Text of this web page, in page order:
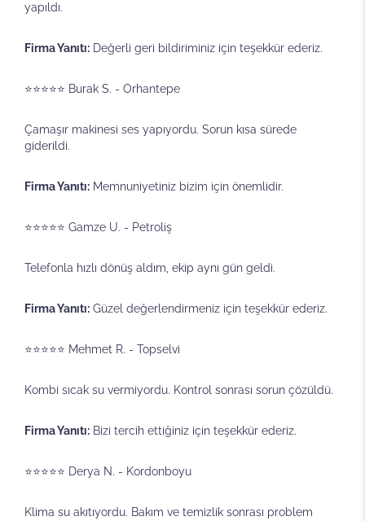
yapıldı.
Firma Yanıtı: Değerli geri bildiriminiz için teşekkür ederiz.
⭐⭐⭐⭐⭐ Burak S. - Orhantepe
Çamaşır makinesi ses yapıyordu. Sorun kısa sürede
giderildi.
Firma Yanıtı: Memnuniyetiniz bizim için önemlidir.
⭐⭐⭐⭐⭐ Gamze U. - Petroliş
Telefonla hızlı dönüş aldım, ekip aynı gün geldi.
Firma Yanıtı: Güzel değerlendirmeniz için teşekkür ederiz.
⭐⭐⭐⭐⭐ Mehmet R. - Topselvi
Kombi sıcak su vermiyordu. Kontrol sonrası sorun çözüldü.
Firma Yanıtı: Bizi tercih ettiğiniz için teşekkür ederiz.
⭐⭐⭐⭐⭐ Derya N. - Kordonboyu
Klima su akıtıyordu. Bakım ve temizlik sonrası problem